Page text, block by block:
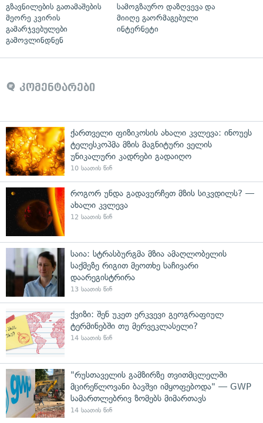
გზავნილების გათამაშების
მეორე კვირის
გამარჯვებულები
გამოვლინდნენ
სამოგზაურო დაზღვევა და
მიიღე გაორმაგებული
ინტერნეტი
კომენტარები
ქართველი ფიზიკოსის ახალი კვლევა: ინოუეს
ტელესკოპმა მზის მაგნიტური ველის
უნიკალური კადრები გადაიღო
10 საათის წინ
როგორ უნდა გადავურჩეთ მზის სიკვდილს? —
ახალი კვლევა
12 საათის წინ
საია: სტრასბურგმა მზია ამაღლობელის
საქმეზე რიგით მეოთხე საჩივარი
დაარეგისტრირა
13 საათის წინ
ქვიზი: შენ უკეთ ერკვევი გეოგრაფიულ
ტერმინებში თუ მერვეკლასელი?
14 საათის წინ
"რუსთაველის გამზირზე თვითმცლელში
მცირეწლოვანი ბავშვი იმყოფებოდა" — GWP
სამართლებრივ ზომებს მიმართავს
14 საათის წინ